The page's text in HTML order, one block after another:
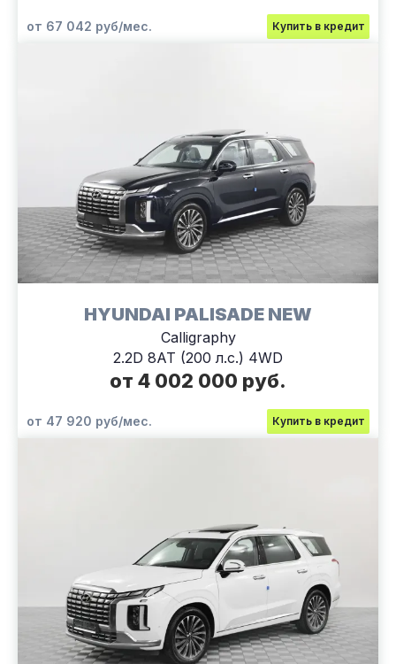
от 67 042 руб/мес. Купить в кредит
HYUNDAI PALISADE NEW
Calligraphy
2.2D 8AT (200 л.с.) 4WD
от 4 002 000 руб.
от 47 920 руб/мес. Купить в кредит